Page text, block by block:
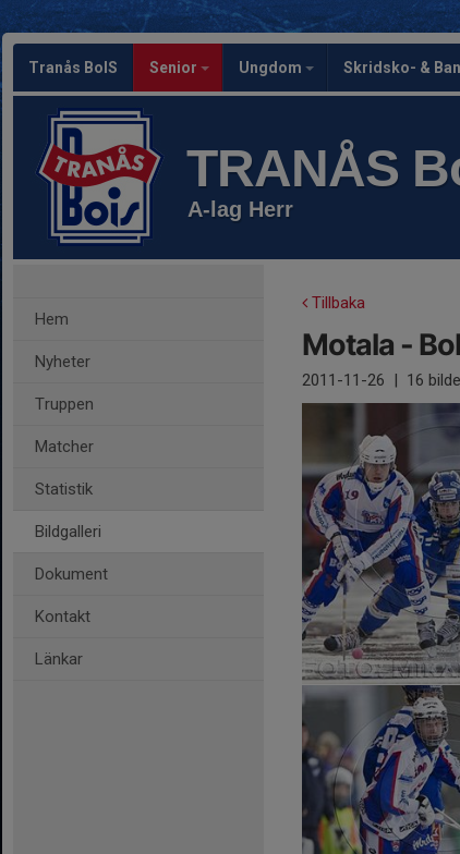
Tranås BoIS Senior Ungdom Skridsko- &
TRANÅS
A-lag Herr
Hem
Nyheter
Truppen
Matcher
Statistik
Bildgalleri
Dokument
Kontakt
Länkar
Tillbaka
Motala -
2011-11-26 | 16